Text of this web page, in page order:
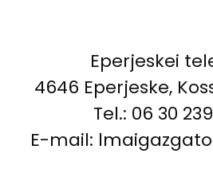
Eperjeskei
4646 Eperjeske,
Tel.: 06 30
E-mail: